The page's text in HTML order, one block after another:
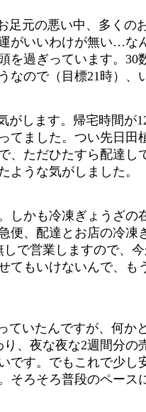
元の悪い中、多く
いいわけが無い…な
過ぎっています。
なので（目標21時）
します。帰宅時間
てました。つい先日
、ただひたすら配達
ような気がしました。
かも冷凍ぎょうざ
便、配達とお店の冷
で営業しますので
てもいけないんで、
いたんですが、何
、夜な夜な2週間分
です。でもこれで少
ろそろ普段のペース